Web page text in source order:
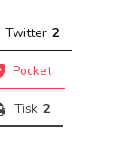
Twitter 2
Pocket
Tisk 2